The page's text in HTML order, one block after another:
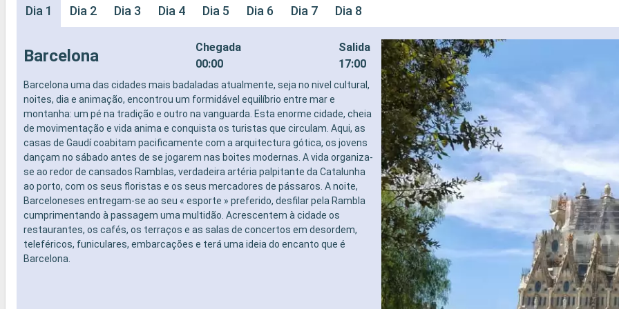
Dia 1 Dia 2 Dia 3 Dia 4 Dia 5 Dia 6 Dia 7 Dia 8
Barcelona
Chegada
00:00
Salida
17:00
Barcelona uma das cidades mais badaladas atualmente, seja no nivel cultural,
noites, dia e animação, encontrou um formidável equilíbrio entre mar e
montanha: um pé na tradição e outro na vanguarda. Esta enorme cidade, cheia
de movimentação e vida anima e conquista os turistas que circulam. Aqui, as
casas de Gaudí coabitam pacificamente com a arquitectura gótica, os jovens
dançam no sábado antes de se jogarem nas boites modernas. A vida organiza-
se ao redor de cansados Ramblas, verdadeira artéria palpitante da Catalunha
ao porto, com os seus floristas e os seus mercadores de pássaros. A noite,
Barceloneses entregam-se ao seu « esporte » preferido, desfilar pela Rambla
cumprimentando à passagem uma multidão. Acrescentem à cidade os
restaurantes, os cafés, os terraços e as salas de concertos em desordem,
teleféricos, funiculares, embarcações e terá uma ideia do encanto que é
Barcelona.